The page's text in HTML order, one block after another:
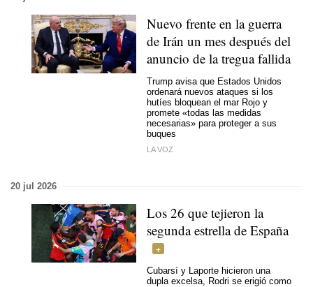
Nuevo frente en la guerra
de Irán un mes después del
anuncio de la tregua fallida
Trump avisa que Estados Unidos
ordenará nuevos ataques si los
hutíes bloquean el mar Rojo y
promete «todas las medidas
necesarias» para proteger a sus
buques
LA VOZ
20 jul 2026
Los 26 que tejieron la
segunda estrella de España
Cubarsí y Laporte hicieron una
dupla excelsa, Rodri se erigió como